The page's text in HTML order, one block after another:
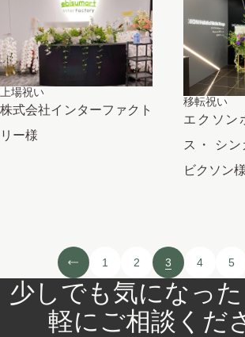
上場祝い
株式会社インターファクト
リー様
移転祝い
エクソン
ス・ シン
ビクソン様
1 2 3 4 5
少しでも気になっ
軽にご相談くだ